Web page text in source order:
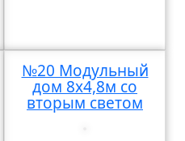
№20 Модульный
дом 8х4,8м со
вторым светом